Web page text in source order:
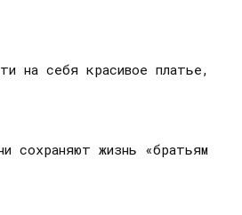
на себя красивое платье,
жизнь «братьям